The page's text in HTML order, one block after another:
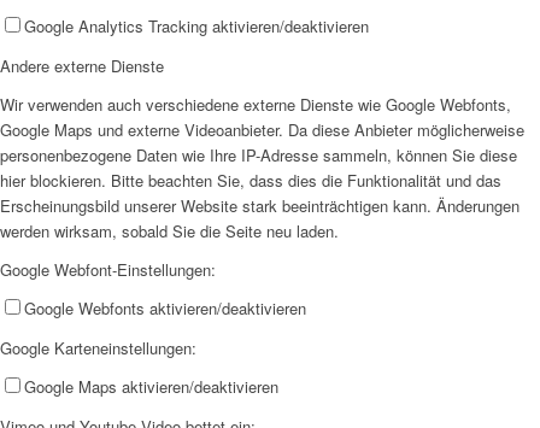
AHOI II
Google Analytics Tracking aktivieren/deaktivieren
Andere externe Dienste
Wir verwenden auch verschiedene externe Dienste wie Google Webfonts,
Google Maps und externe Videoanbieter. Da diese Anbieter möglicherweise
personenbezogene Daten wie Ihre IP-Adresse sammeln, können Sie diese
hier blockieren. Bitte beachten Sie, dass dies die Funktionalität und das
Erscheinungsbild unserer Website stark beeinträchtigen kann. Änderungen
werden wirksam, sobald Sie die Seite neu laden.
Google Webfont-Einstellungen:
Google Webfonts aktivieren/deaktivieren
Google Karteneinstellungen:
Google Maps aktivieren/deaktivieren